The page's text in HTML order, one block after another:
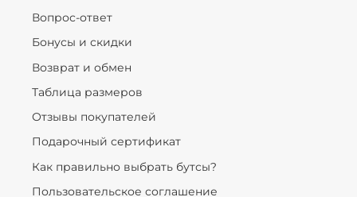
Вопрос-ответ
Бонусы и скидки
Возврат и обмен
Таблица размеров
Отзывы покупателей
Подарочный сертификат
Как правильно выбрать бутсы?
Пользовательское соглашение